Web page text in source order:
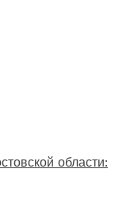
области: